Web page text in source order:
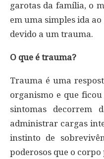
garotas da família, o
em uma simples ida
devido a um trauma.
O que é trauma?
Trauma é uma
organismo e que
sintomas decorrem
administrar cargas
instinto de
poderosos que o